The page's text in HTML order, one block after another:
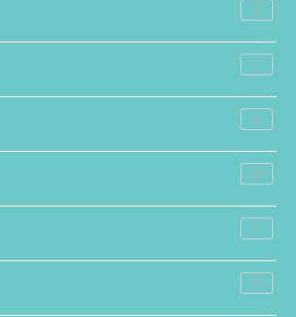
2
2
5
10
7
2